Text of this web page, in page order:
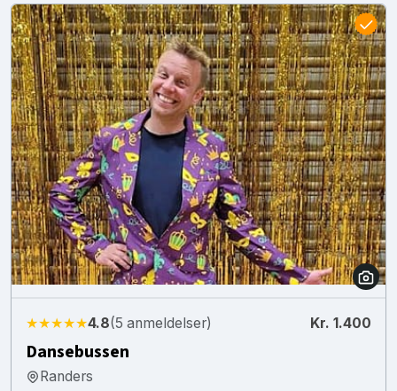
★★★★★4.8(5 anmeldelser) Kr. 1.400
Dansebussen
Randers